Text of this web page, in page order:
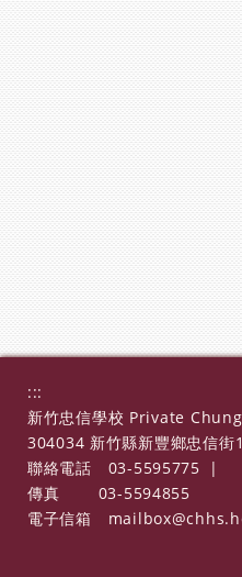
:::
新竹忠信學校 Private
304034 新竹縣新豐鄉忠信街
聯絡電話
03-5595775
|
傳真
03-5594855
電子信箱